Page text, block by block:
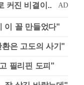
이 꼴 만들었다"
은 고도의 사기"
필리핀 도피"